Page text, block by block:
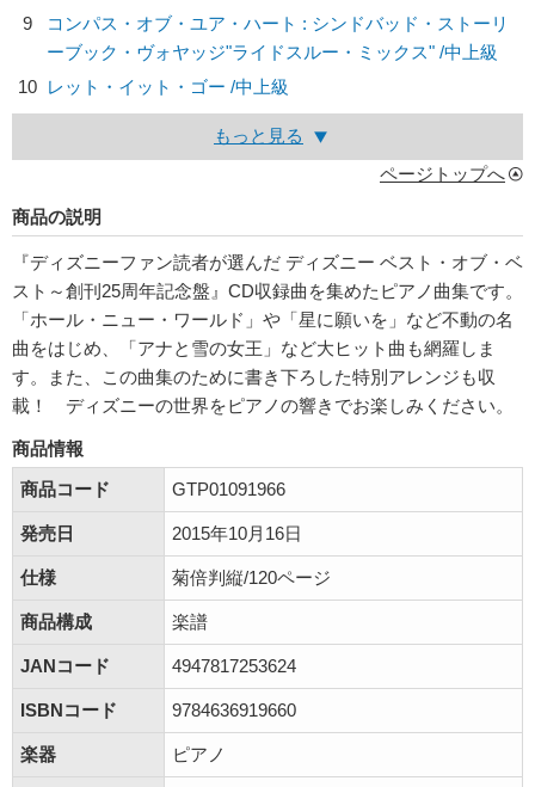
9
コンパス・オブ・ユア・ハート : シンドバッド・ストーリ
ーブック・ヴォヤッジ"ライドスルー・ミックス" /中上級
10 レット・イット・ゴー /中上級
もっと見る
ページトップへ
商品の説明
『ディズニーファン読者が選んだ ディズニー ベスト・オブ・ベ
スト～創刊25周年記念盤』CD収録曲を集めたピアノ曲集です。
「ホール・ニュー・ワールド」や「星に願いを」など不動の名
曲をはじめ、「アナと雪の女王」など大ヒット曲も網羅しま
す。また、この曲集のために書き下ろした特別アレンジも収
載！ ディズニーの世界をピアノの響きでお楽しみください。
商品情報
商品コード
GTP01091966
発売日 2015年10月16日
仕様 菊倍判縦/120ページ
商品構成 楽譜
JANコード 4947817253624
ISBNコード 9784636919660
楽器 ピアノ